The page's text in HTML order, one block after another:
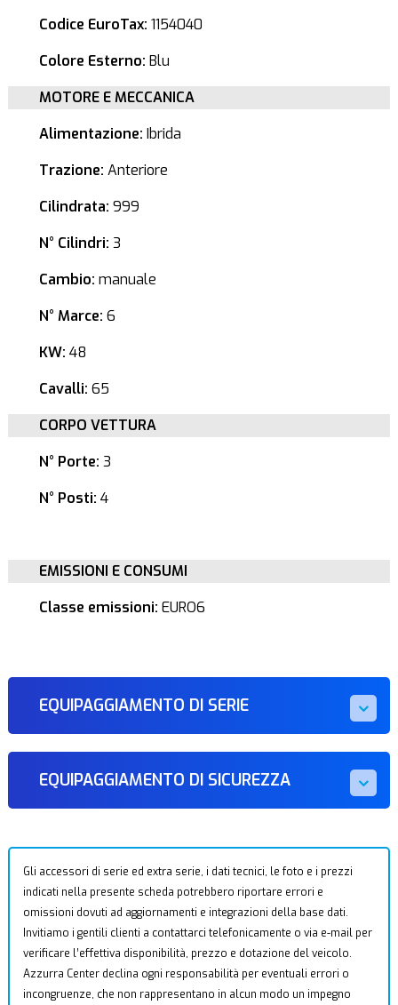
Codice EuroTax: 1154040
Colore Esterno: Blu
MOTORE E MECCANICA
Alimentazione: Ibrida
Trazione: Anteriore
Cilindrata: 999
N° Cilindri: 3
Cambio: manuale
N° Marce: 6
KW: 48
Cavalli: 65
CORPO VETTURA
N° Porte: 3
N° Posti: 4
EMISSIONI E CONSUMI
Classe emissioni: EURO6
EQUIPAGGIAMENTO DI SERIE
EQUIPAGGIAMENTO DI SICUREZZA
Gli accessori di serie ed extra serie, i dati tecnici, le foto e i prezzi
indicati nella presente scheda potrebbero riportare errori e
omissioni dovuti ad aggiornamenti e integrazioni della base dati.
Invitiamo i gentili clienti a contattarci telefonicamente o via e-mail per
verificare l’effettiva disponibilità, prezzo e dotazione del veicolo.
Azzurra Center declina ogni responsabilità per eventuali errori o
incongruenze, che non rappresentano in alcun modo un impegno